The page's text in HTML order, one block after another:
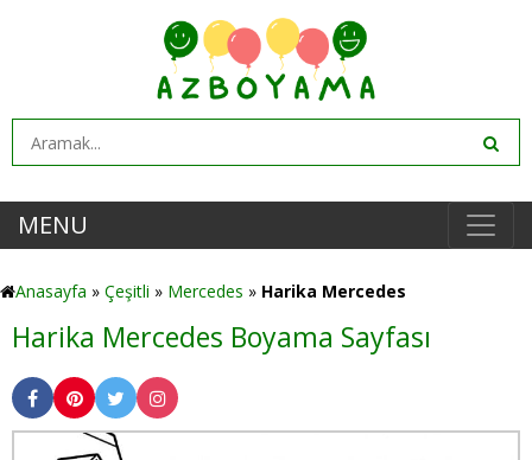
MENU
Anasayfa » Çeşitli » Mercedes » Harika Mercedes
Harika Mercedes Boyama Sayfası